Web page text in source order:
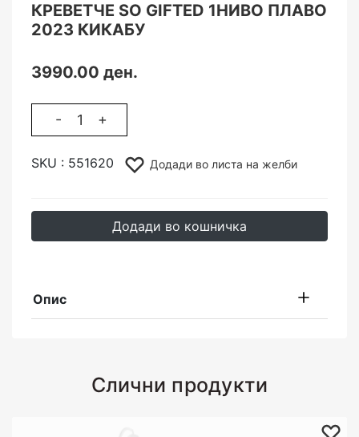
КРЕВЕТЧЕ SO GIFTED 1НИВО ПЛАВО
2023 КИКАБУ
3990.00 ден.
- +
SKU : 551620 Додади во листа на желби
Додади во кошничка
Опис
Слични продукти